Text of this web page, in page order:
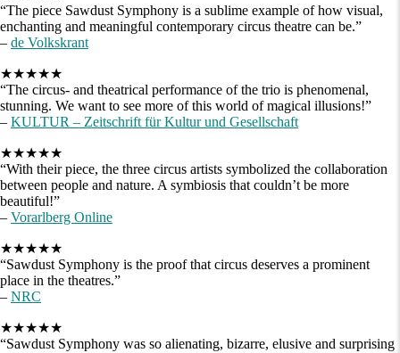
“The piece Sawdust Symphony is a sublime example of how visual,
enchanting and meaningful contemporary circus theatre can be.”
– de Volkskrant
★★★★★
“The circus- and theatrical performance of the trio is phenomenal,
stunning. We want to see more of this world of magical illusions!”
– KULTUR – Zeitschrift für Kultur und Gesellschaft
★★★★★
“With their piece, the three circus artists symbolized the collaboration
between people and nature. A symbiosis that couldn’t be more
beautiful!”
– Vorarlberg Online
★★★★★
“Sawdust Symphony is the proof that circus deserves a prominent
place in the theatres.”
– NRC
​★★★★★
“Sawdust Symphony was so alienating, bizarre, elusive and surprising